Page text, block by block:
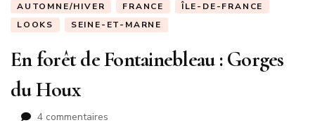
AUTOMNE/HIVER FRANCE
ÎLE-DE-FRANCE
LOOKS
SEINE-ET-MARNE
En forêt de Fontainebleau : Gorges
du Houx
4 commentaires